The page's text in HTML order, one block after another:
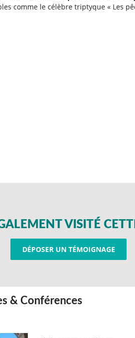
comme le célèbre triptyque « Les
VISITÉ
DÉPOSER UN TÉMOIGNAGE
& Conférences